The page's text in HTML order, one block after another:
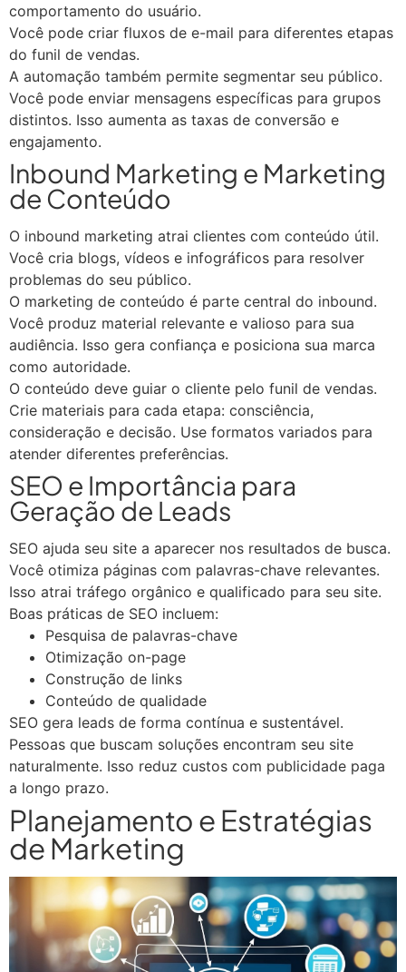
comportamento do usuário.
Você pode criar fluxos de e-mail para diferentes etapas
do funil de vendas.
A automação também permite segmentar seu público.
Você pode enviar mensagens específicas para grupos
distintos. Isso aumenta as taxas de conversão e
engajamento.
Inbound Marketing e Marketing
de Conteúdo
O inbound marketing atrai clientes com conteúdo útil.
Você cria blogs, vídeos e infográficos para resolver
problemas do seu público.
O marketing de conteúdo é parte central do inbound.
Você produz material relevante e valioso para sua
audiência. Isso gera confiança e posiciona sua marca
como autoridade.
O conteúdo deve guiar o cliente pelo funil de vendas.
Crie materiais para cada etapa: consciência,
consideração e decisão. Use formatos variados para
atender diferentes preferências.
SEO e Importância para
Geração de Leads
SEO ajuda seu site a aparecer nos resultados de busca.
Você otimiza páginas com palavras-chave relevantes.
Isso atrai tráfego orgânico e qualificado para seu site.
Boas práticas de SEO incluem:
Pesquisa de palavras-chave
Otimização on-page
Construção de links
Conteúdo de qualidade
SEO gera leads de forma contínua e sustentável.
Pessoas que buscam soluções encontram seu site
naturalmente. Isso reduz custos com publicidade paga
a longo prazo.
Planejamento e Estratégias
de Marketing